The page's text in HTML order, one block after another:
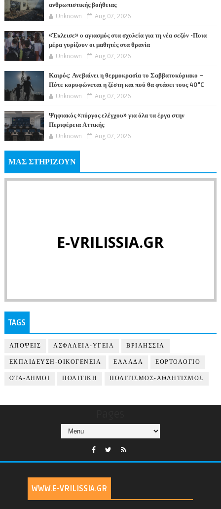
ανθρωπιστικής βοήθειας
Unknown Aug 07, 2026
«Έκλεισε» ο αγιασμός στα σχολεία για τη νέα σεζόν -Ποια
μέρα γυρίζουν οι μαθητές στα θρανία
Unknown Aug 07, 2026
Καιρός: Ανεβαίνει η θερμοκρασία το Σαββατοκύριακο –
Πότε κορυφώνεται η ζέστη και πού θα φτάσει τους 40°C
Unknown Aug 07, 2026
Ψηφιακός «πύργος ελέγχου» για όλα τα έργα στην
Περιφέρεια Αττικής
Unknown Aug 07, 2026
ΜΑΣ ΣΤΗΡΙΖΟΥΝ
E-VRILISSIA.GR
TAGS
ΑΠΟΨΕΙΣ ΑΣΦΑΛΕΙΑ-ΥΓΕΙΑ ΒΡΙΛΗΣΣΙΑ
ΕΚΠΑΙΔΕΥΣΗ-ΟΙΚΟΓΕΝΕΙΑ ΕΛΛΑΔΑ ΕΟΡΤΟΛΟΓΙΟ
ΟΤΑ-ΔΗΜΟΙ ΠΟΛΙΤΙΚΗ ΠΟΛΙΤΙΣΜΟΣ-ΑΘΛΗΤΙΣΜΟΣ
WWW.E-VRILISSIA.GR